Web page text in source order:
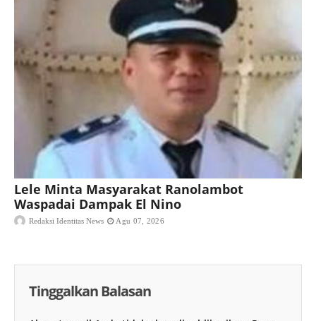
Lele Minta Masyarakat Ranolambot
Waspadai Dampak El Nino
Redaksi Identitas News Agu 07, 2026
Tinggalkan Balasan